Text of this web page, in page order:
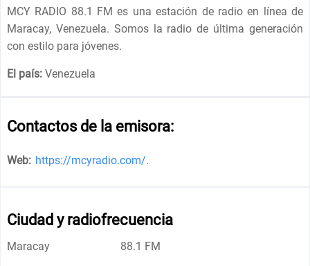
MCY RADIO 88.1 FM es una estación de radio en línea de
Maracay, Venezuela. Somos la radio de última generación
con estilo para jóvenes.
El país: Venezuela
Contactos de la emisora:
Web: https://mcyradio.com/.
Ciudad y radiofrecuencia
Maracay 88.1 FM